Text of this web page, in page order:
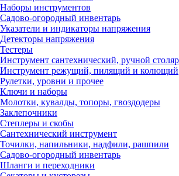
Наборы инструментов
Садово-огородный инвентарь
Указатели и индикаторы напряжения
Детекторы напряжения
Тестеры
Инструмент сантехнический, ручной
Инструмент режущий, пилящий и колющий
Рулетки, уровни и прочее
Ключи и наборы
Молотки, кувалды, топоры, гвоздодеры
Заклепочники
Степлеры и скобы
Сантехнический инструмент
Точилки, напильники, надфили, рашпили
Садово-огородный инвентарь
Шланги и переходники